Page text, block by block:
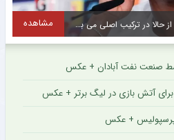
مورینیو شش ستاره رئال مادرید را از حالا در ترکیب اصلی می بیند مشاهده
برای آتش بازی در لیگ برتر + عکس
پرسپولیس + عکس